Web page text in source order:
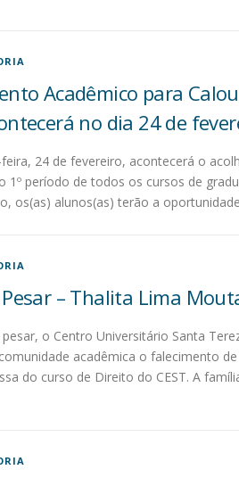
Acadêmico para
no dia 24 de
24 de fevereiro, acontecerá o
1º período de todos os cursos de
os(as) alunos(as) terão a
– Thalita Lima
o Centro Universitário Santa
acadêmica o falecimento
do curso de Direito do CEST. A